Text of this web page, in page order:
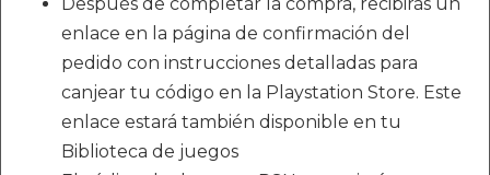
enlace en la página de confirmación del
pedido con instrucciones detalladas para
canjear tu código en la Playstation Store. Este
enlace estará también disponible en tu
Biblioteca de juegos